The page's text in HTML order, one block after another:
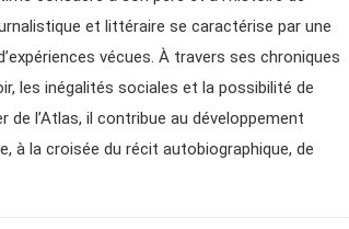
et littéraire se caractérise par une
vécues. À travers ses chroniques
les inégalités sociales et la possibilité de
l’Atlas, il contribue au développement
à la croisée du récit autobiographique, de